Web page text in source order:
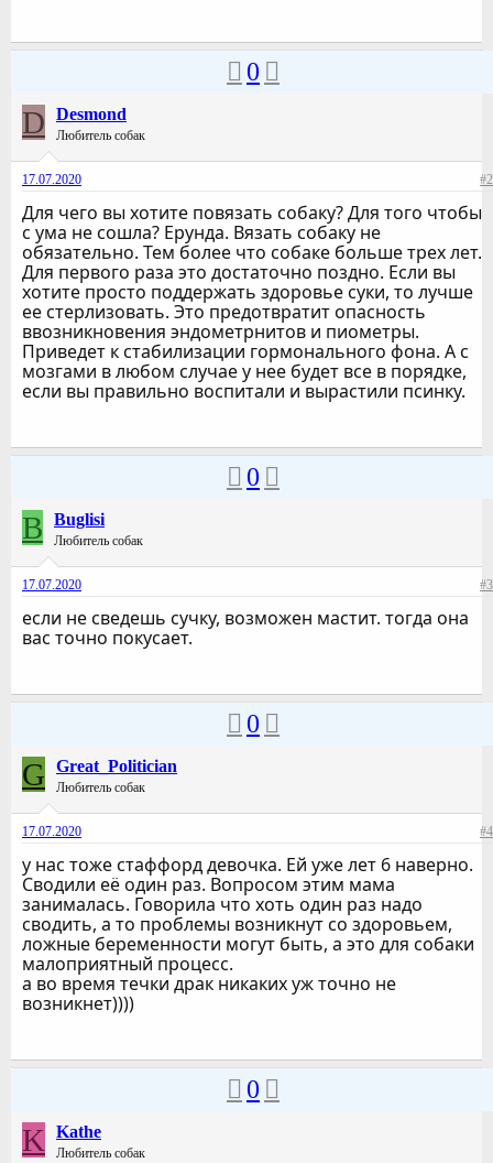
0
D Desmond
Любитель собак
17.07.2020 #2
Для чего вы хотите повязать собаку? Для того чтобы
с ума не сошла? Ерунда. Вязать собаку не
обязательно. Тем более что собаке больше трех лет.
Для первого раза это достаточно поздно. Если вы
хотите просто поддержать здоровье суки, то лучше
ее стерлизовать. Это предотвратит опасность
ввозникновения эндометрнитов и пиометры.
Приведет к стабилизации гормонального фона. А с
мозгами в любом случае у нее будет все в порядке,
если вы правильно воспитали и вырастили псинку.
0
B Buglisi
Любитель собак
17.07.2020 #3
если не сведешь сучку, возможен мастит. тогда она
вас точно покусает.
0
G Great_Politician
Любитель собак
17.07.2020 #4
у нас тоже стаффорд девочка. Ей уже лет 6 наверно.
Сводили её один раз. Вопросом этим мама
занималась. Говорила что хоть один раз надо
сводить, а то проблемы возникнут со здоровьем,
ложные беременности могут быть, а это для собаки
малоприятный процесс.
а во время течки драк никаких уж точно не
возникнет))))
0
K Kathe
Любитель собак